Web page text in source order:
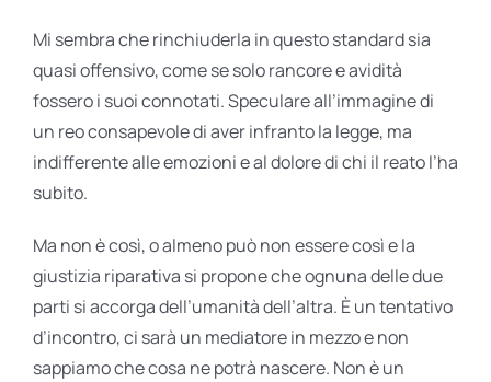
Mi sembra che rinchiuderla in questo standard sia
quasi offensivo, come se solo rancore e avidità
fossero i suoi connotati. Speculare all’immagine di
un reo consapevole di aver infranto la legge, ma
indifferente alle emozioni e al dolore di chi il reato l’ha
subito.
Ma non è così, o almeno può non essere così e la
giustizia riparativa si propone che ognuna delle due
parti si accorga dell’umanità dell’altra. È un tentativo
d’incontro, ci sarà un mediatore in mezzo e non
sappiamo che cosa ne potrà nascere. Non è un